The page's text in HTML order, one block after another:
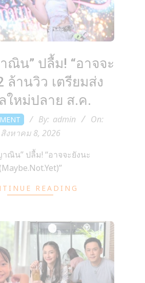
ณิน” ปลื้ม! “อาจจะ
ล้านวิว เตรียมส่ง
ใหม่ปลาย ส.ค.
By: admin
On:
สิงหาคม 8, 2026
ณิน” ปลื้ม! “อาจจะยังนะ
(Maybe.Not.Yet)”
READING